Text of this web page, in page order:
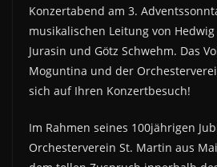
Konzertabend am 3.
musikalischen Leitung von
Jurasin und Götz Schwehm. Das
Moguntina und der
sich auf Ihren Konzertbesuch!
Im Rahmen seines 100jährigen
Orchesterverein St. Martin aus